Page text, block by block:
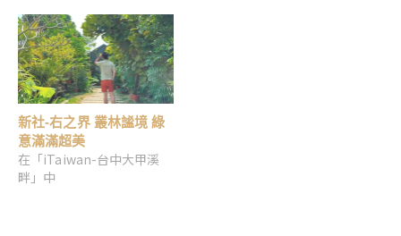
新社-右之界 叢林謐境 綠
意滿滿超美
在「iTaiwan-台中大甲溪
畔」中